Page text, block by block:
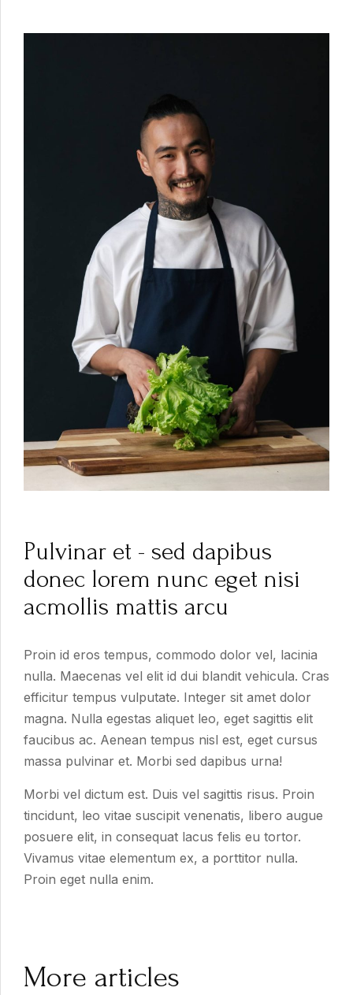
Pulvinar et - sed dapibus
donec lorem nunc eget nisi
acmollis mattis arcu
Proin id eros tempus, commodo dolor vel, lacinia
nulla. Maecenas vel elit id dui blandit vehicula. Cras
efficitur tempus vulputate. Integer sit amet dolor
magna. Nulla egestas aliquet leo, eget sagittis elit
faucibus ac. Aenean tempus nisl est, eget cursus
massa pulvinar et. Morbi sed dapibus urna!
Morbi vel dictum est. Duis vel sagittis risus. Proin
tincidunt, leo vitae suscipit venenatis, libero augue
posuere elit, in consequat lacus felis eu tortor.
Vivamus vitae elementum ex, a porttitor nulla.
Proin eget nulla enim.
More articles